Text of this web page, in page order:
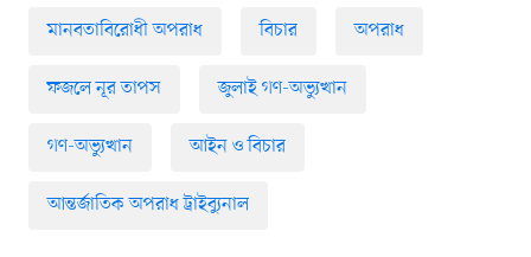
মানবতাবিরোধী অপরাধ বিচার অপরাধ
ফজলে নূর তাপস জুলাই গণ-অভ্যুত্থান
গণ-অভ্যুত্থান আইন ও বিচার
আন্তর্জাতিক অপরাধ ট্রাইব্যুনাল